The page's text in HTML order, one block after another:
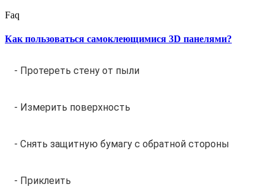
Faq
Как пользоваться самоклеющимися 3D панелями?
- Протереть стену от пыли
- Измерить поверхность
- Снять защитную бумагу с обратной стороны
- Приклеить